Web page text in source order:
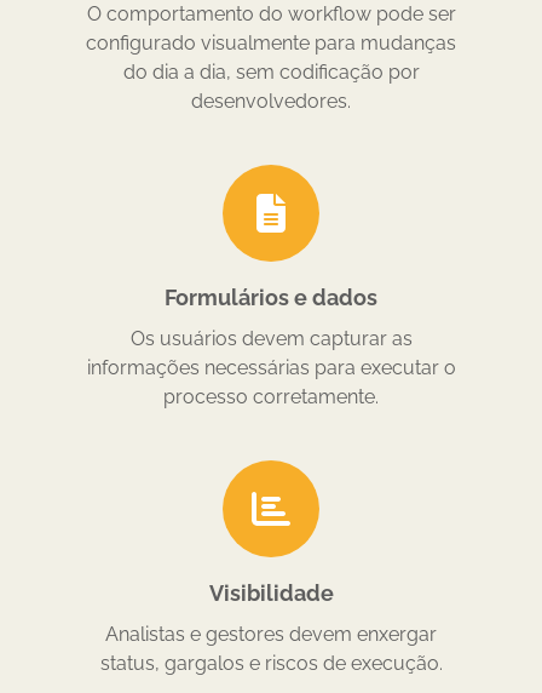
O comportamento do workflow pode ser
configurado visualmente para mudanças
do dia a dia, sem codificação por
desenvolvedores.
Formulários e dados
Os usuários devem capturar as
informações necessárias para executar o
processo corretamente.
Visibilidade
Analistas e gestores devem enxergar
status, gargalos e riscos de execução.